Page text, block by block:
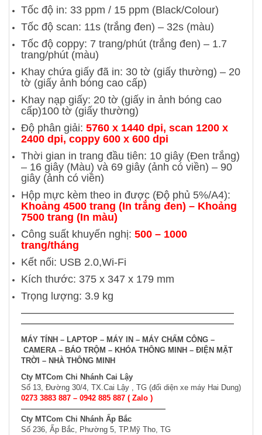
Tốc độ in: 33 ppm / 15 ppm (Black/Colour)
Tốc độ scan: 11s (trắng đen) – 32s (màu)
Tốc độ coppy: 7 trang/phút (trắng đen) – 1.7
trang/phút (màu)
Khay chứa giấy đã in: 30 tờ (giấy thường) – 20
tờ (giấy ảnh bóng cao cấp)
Khay nạp giấy: 20 tờ (giấy in ảnh bóng cao
cấp)100 tờ (giấy thường)
Độ phân giải: 5760 x 1440 dpi, scan 1200 x
2400 dpi, coppy 600 x 600 dpi
Thời gian in trang đầu tiên: 10 giây (Đen trắng)
– 16 giây (Màu) và 69 giây (ảnh có viền) – 90
giây (ảnh có viền)
Hộp mực kèm theo in được (Độ phủ 5%/A4):
Khoảng 4500 trang (In trắng đen) – Khoảng
7500 trang (In màu)
Công suất khuyến nghị: 500 – 1000
trang/tháng
Kết nối: USB 2.0,Wi-Fi
Kích thước: 375 x 347 x 179 mm
Trọng lượng: 3.9 kg
————————————————————————————
————————————————————————————
MÁY TÍNH – LAPTOP – MÁY IN – MÁY CHẤM CÔNG –
CAMERA – BÁO TRỘM – KHÓA THÔNG MINH – ĐIỆN MẶT
TRỜI – NHÀ THÔNG MINH
Cty MTCom Chi Nhánh Cai Lậy
Số 13, Đường 30/4, TX.Cai Lậy , TG (đối diện xe máy Hai Dung)
0273 3883 887 – 0942 885 887 ( Zalo )
———————————————————
Cty MTCom Chi Nhánh Ấp Bắc
Số 236, Ấp Bắc, Phường 5, TP.Mỹ Tho, TG